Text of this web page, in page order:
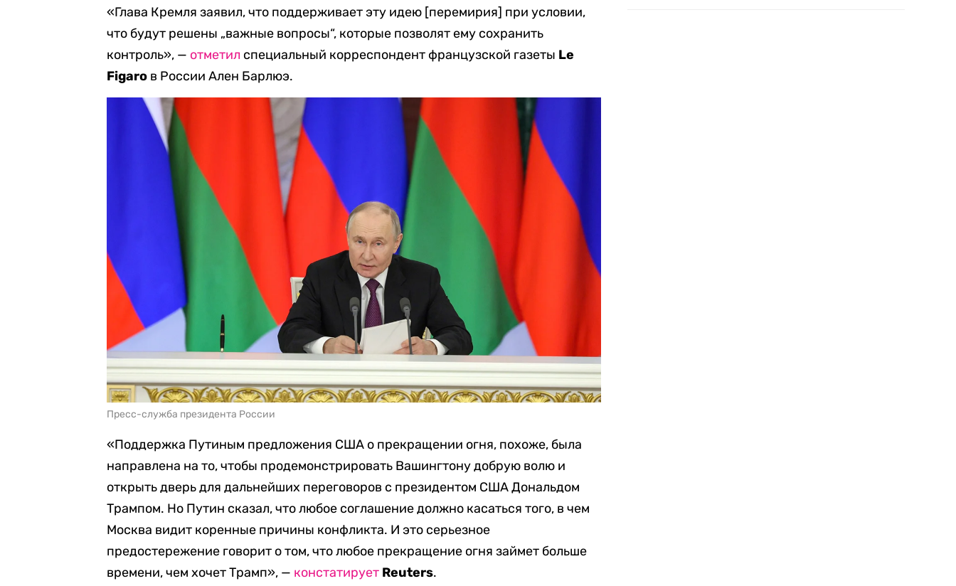
«Глава Кремля заявил, что поддерживает эту идею [перемирия] при условии,
что будут решены „важные вопросы“, которые позволят ему сохранить
контроль», — отметил специальный корреспондент французской газеты Le
Figaro в России Ален Барлюэ.
Пресс-служба президента России
«Поддержка Путиным предложения США о прекращении огня, похоже, была
направлена на то, чтобы продемонстрировать Вашингтону добрую волю и
открыть дверь для дальнейших переговоров с президентом США Дональдом
Трампом. Но Путин сказал, что любое соглашение должно касаться того, в чем
Москва видит коренные причины конфликта. И это серьезное
предостережение говорит о том, что любое прекращение огня займет больше
времени, чем хочет Трамп», — констатирует Reuters.